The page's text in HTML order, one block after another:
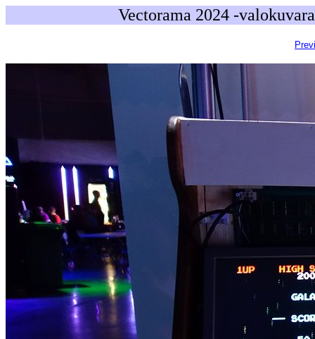
Vectorama 2024 -